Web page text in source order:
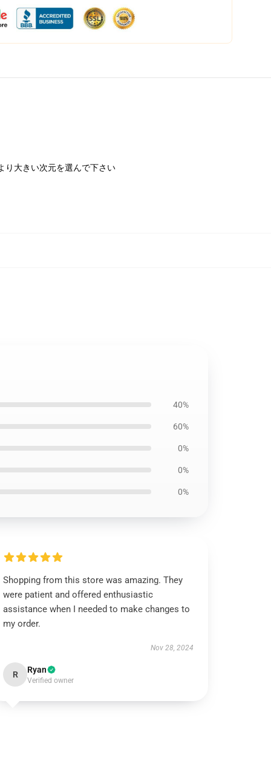
り大きい次元を選んで下さい
40%
60%
0%
0%
0%
Shopping from this store was amazing. They
were patient and offered enthusiastic
assistance when I needed to make changes to
my order.
Nov 28, 2024
R Ryan
Verified owner